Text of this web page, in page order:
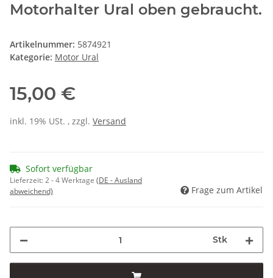
Motorhalter Ural oben gebraucht.
Artikelnummer: 5874921
Kategorie: Motor Ural
15,00 €
inkl. 19% USt. , zzgl. Versand
Sofort verfügbar
Lieferzeit:2 - 4 Werktage (DE - Ausland
abweichend)
Frage zum Artikel
Stk